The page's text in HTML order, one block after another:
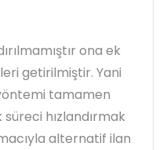
ona ek
getirilmiştir. Yani
tamamen
hızlandırmak
alternatif ilan